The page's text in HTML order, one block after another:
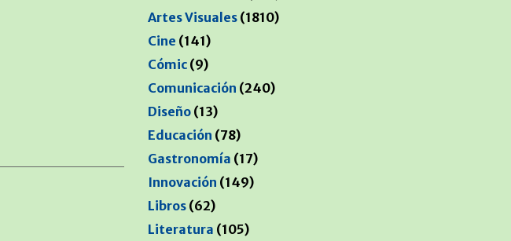
Artes Visuales (1810)
Cine (141)
Cómic (9)
Comunicación (240)
Diseño (13)
Educación (78)
Gastronomía (17)
Innovación (149)
Libros (62)
Literatura (105)